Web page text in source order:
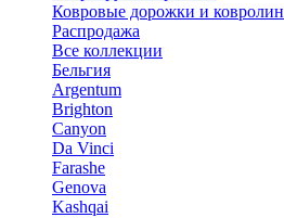
Ковровые дорожки и ковролин
Распродажа
Все коллекции
Бельгия
Argentum
Brighton
Canyon
Da Vinci
Farashe
Genova
Kashqai